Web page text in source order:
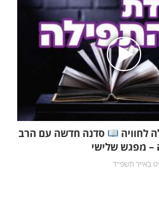
לחוויה
סדנה חדשה עם הרב
– מפגש שלישי
באייר תשפ״ד